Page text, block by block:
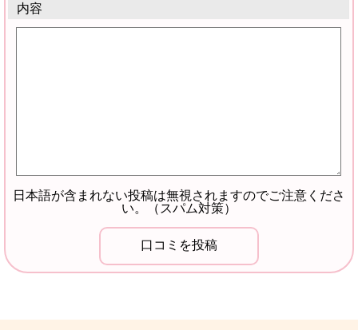
内容
日本語が含まれない投稿は無視されますのでご注意くださ
い。（スパム対策）